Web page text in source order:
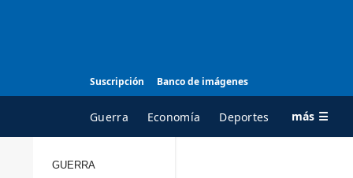
Suscripción Banco de imágenes
Guerra Economía Deportes más ☰
GUERRA